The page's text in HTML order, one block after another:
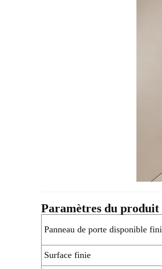
Paramètres du produit
Panneau de porte disponible fini
Surface finie